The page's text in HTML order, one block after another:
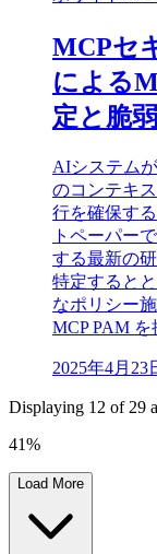
MCPセ
による
定と脆
AIシステム
のコンテキ
行を確保す
トペーパー
する最新の
特定すると
なポリシー
MCP PAM を
2025年4月23
Displaying 12 of 29
41%
Load More